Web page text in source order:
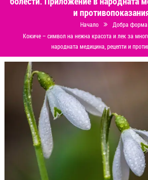
и
Начало
Добра форма
Кокиче – символ на нежна красота и лек за
народната медицина, рецепти и